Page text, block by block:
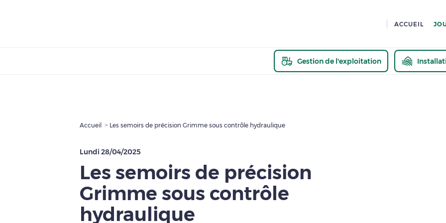
ACCUEIL
Gestion de l'exploitation
Accueil Les semoirs de précision Grimme sous contrôle hydraulique
Lundi 28/04/2025
Les semoirs de précision
Grimme sous contrôle
hydraulique